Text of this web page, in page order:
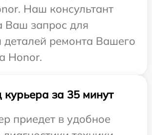
Наш консультант
Ваш запрос для
деталей ремонта Вашего
Honor.
курьера за 35 минут
приедет в удобное